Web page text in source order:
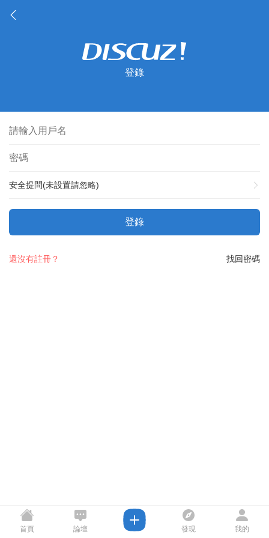
登錄
安全提問(未設置請忽略)
登錄
找回密碼
還沒有註冊？
首頁 論壇 發現 我的